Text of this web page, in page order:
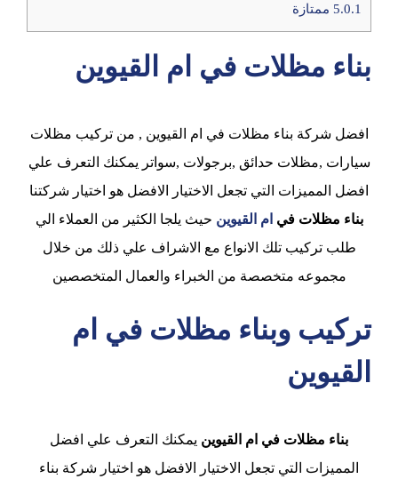
5.0.1 ممتازة
بناء مظلات في ام القيوين
افضل شركة بناء مظلات في ام القيوين , من تركيب مظلات
سيارات ,مظلات حدائق ,برجولات ,سواتر يمكنك التعرف علي
افضل المميزات التي تجعل الاختيار الافضل هو اختيار شركتنا
بناء مظلات في ام القيوين حيث يلجا الكثير من العملاء الي
طلب تركيب تلك الانواع مع الاشراف علي ذلك من خلال
مجموعه متخصصة من الخبراء والعمال المتخصصين
تركيب وبناء مظلات في ام
القيوين
بناء مظلات في ام القيوين يمكنك التعرف علي افضل
المميزات التي تجعل الاختيار الافضل هو اختيار شركة بناء